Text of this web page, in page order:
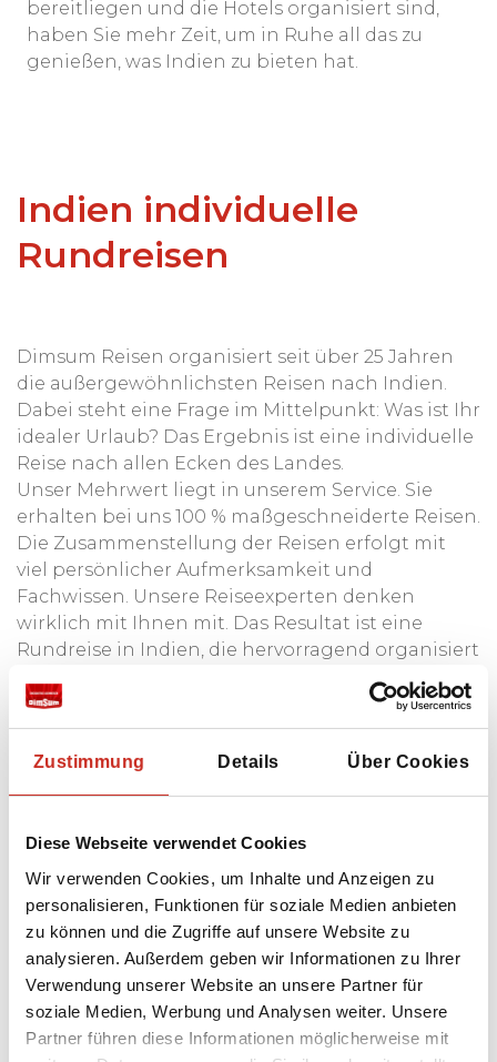
Zustimmung Details Über Cookies
Diese Webseite verwendet Cookies
Wir verwenden Cookies, um Inhalte und Anzeigen zu
personalisieren, Funktionen für soziale Medien anbieten
zu können und die Zugriffe auf unsere Website zu
analysieren. Außerdem geben wir Informationen zu Ihrer
Verwendung unserer Website an unsere Partner für
soziale Medien, Werbung und Analysen weiter. Unsere
Partner führen diese Informationen möglicherweise mit
bereitliegen und die Hotels organisiert sind,
haben Sie mehr Zeit, um in Ruhe all das zu
genießen, was Indien zu bieten hat.
Indien individuelle
Rundreisen
Dimsum Reisen organisiert seit über 25 Jahren
die außergewöhnlichsten Reisen nach Indien.
Dabei steht eine Frage im Mittelpunkt: Was ist Ihr
idealer Urlaub? Das Ergebnis ist eine individuelle
Reise nach allen Ecken des Landes.
Unser Mehrwert liegt in unserem Service. Sie
erhalten bei uns 100 % maßgeschneiderte Reisen.
Die Zusammenstellung der Reisen erfolgt mit
viel persönlicher Aufmerksamkeit und
Fachwissen. Unsere Reiseexperten denken
wirklich mit Ihnen mit. Das Resultat ist eine
Rundreise in Indien, die hervorragend organisiert
und zudem auf Ihre Wünsche abgestimmt ist. Die
Möglichkeiten in Indien sind sehr vielfältig:
Besuchen Sie Indien
Fokussieren Sie sich auf Aktive (Wanderungen
in den Bergen);
Wählen Sie lokale Erlebnisse mit
persönlichen Meet-a-local-Aktivitäten;
Abenteuerliche Aktivitäten für ein raues
Erlebnis (gehen Sie abseits der